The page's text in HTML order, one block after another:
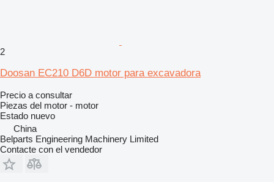
2
Doosan EC210 D6D motor para excavadora
Precio a consultar
Piezas del motor - motor
Estado nuevo
China
Belparts Engineering Machinery Limited
Contacte con el vendedor